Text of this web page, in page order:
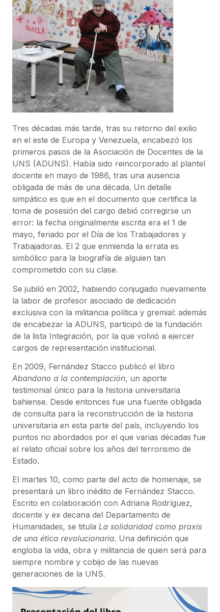
Tres décadas más tarde, tras su retorno del exilio
en el este de Europa y Venezuela, encabezó los
primeros pasos de la Asociación de Docentes de la
UNS (ADUNS). Había sido reincorporado al plantel
docente en mayo de 1986, tras una ausencia
obligada de más de una década. Un detalle
simpático es que en el documento que certifica la
toma de posesión del cargo debió corregirse un
error: la fecha originalmente escrita era el 1 de
mayo, feriado por el Día de los Trabajadores y
Trabajadoras. El 2 que enmienda la errata es
simbólico para la biografía de alguien tan
comprometido con su clase.
Se jubiló en 2002, habiendo conjugado nuevamente
la labor de profesor asociado de dedicación
exclusiva con la militancia política y gremial: además
de encabezar la ADUNS, participó de la fundación
de la lista Integración, por la que volvió a ejercer
cargos de representación institucional.
En 2009, Fernández Stacco publicó el libro
Abandono a la contemplación, un aporte
testimonial único para la historia universitaria
bahiense. Desde entonces fue una fuente obligada
de consulta para la reconstrucción de la historia
universitaria en esta parte del país, incluyendo los
puntos no abordados por el que varias décadas fue
el relato oficial sobre los años del terrorismo de
Estado.
El martes 10, como parte del acto de homenaje, se
presentará un libro inédito de Fernández Stacco.
Escrito en colaboración con Adriana Rodríguez,
docente y ex decana del Departamento de
Humanidades, se titula La solidaridad como praxis
de una ética revolucionaria. Una definición que
engloba la vida, obra y militancia de quien será para
siempre nombre y cobijo de las nuevas
generaciones de la UNS.